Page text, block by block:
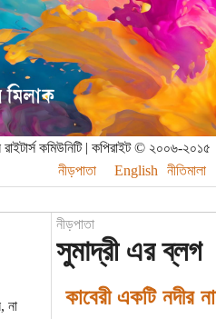
কমিউনিটি | কপিরাইট © ২০০৬-২০১৫
নীড়পাতা
English নীতিমালা
না
নীড়পাতা
সুমাদ্রী এর ব্লগ
কাবেরী একটি নদীর